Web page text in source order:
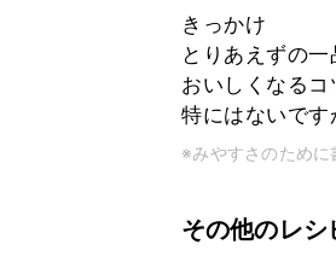
きっかけ
とりあえずの
おいしくなるコ
特にはないです
※みやすさのために
その他のレシ